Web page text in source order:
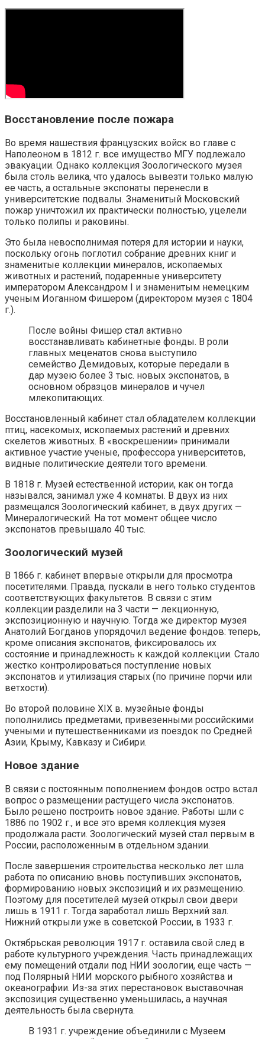
Восстановление после пожара
Во время нашествия французских войск во главе с
Наполеоном в 1812 г. все имущество МГУ подлежало
эвакуации. Однако коллекция Зоологического музея
была столь велика, что удалось вывезти только малую
ее часть, а остальные экспонаты перенесли в
университетские подвалы. Знаменитый Московский
пожар уничтожил их практически полностью, уцелели
только полипы и раковины.
Это была невосполнимая потеря для истории и науки,
поскольку огонь поглотил собрание древних книг и
знаменитые коллекции минералов, ископаемых
животных и растений, подаренные университету
императором Александром I и знаменитым немецким
ученым Иоганном Фишером (директором музея с 1804
г.).
После войны Фишер стал активно
восстанавливать кабинетные фонды. В роли
главных меценатов снова выступило
семейство Демидовых, которые передали в
дар музею более 3 тыс. новых экспонатов, в
основном образцов минералов и чучел
млекопитающих.
Восстановленный кабинет стал обладателем коллекции
птиц, насекомых, ископаемых растений и древних
скелетов животных. В «воскрешении» принимали
активное участие ученые, профессора университетов,
видные политические деятели того времени.
В 1818 г. Музей естественной истории, как он тогда
назывался, занимал уже 4 комнаты. В двух из них
размещался Зоологический кабинет, в двух других —
Минералогический. На тот момент общее число
экспонатов превышало 40 тыс.
Зоологический музей
В 1866 г. кабинет впервые открыли для просмотра
посетителями. Правда, пускали в него только студентов
соответствующих факультетов. В связи с этим
коллекции разделили на 3 части — лекционную,
экспозиционную и научную. Тогда же директор музея
Анатолий Богданов упорядочил ведение фондов: теперь,
кроме описания экспонатов, фиксировалось их
состояние и принадлежность к каждой коллекции. Стало
жестко контролироваться поступление новых
экспонатов и утилизация старых (по причине порчи или
ветхости).
Во второй половине XIX в. музейные фонды
пополнились предметами, привезенными российскими
учеными и путешественниками из поездок по Средней
Азии, Крыму, Кавказу и Сибири.
Новое здание
В связи с постоянным пополнением фондов остро встал
вопрос о размещении растущего числа экспонатов.
Было решено построить новое здание. Работы шли с
1886 по 1902 г., и все это время коллекция музея
продолжала расти. Зоологический музей стал первым в
России, расположенным в отдельном здании.
После завершения строительства несколько лет шла
работа по описанию вновь поступивших экспонатов,
формированию новых экспозиций и их размещению.
Поэтому для посетителей музей открыл свои двери
лишь в 1911 г. Тогда заработал лишь Верхний зал.
Нижний открыли уже в советской России, в 1933 г.
Октябрьская революция 1917 г. оставила свой след в
работе культурного учреждения. Часть принадлежащих
ему помещений отдали под НИИ зоологии, еще часть —
под Полярный НИИ морского рыбного хозяйства и
океанографии. Из-за этих перестановок выставочная
экспозиция существенно уменьшилась, а научная
деятельность была свернута.
В 1931 г. учреждение объединили с Музеем